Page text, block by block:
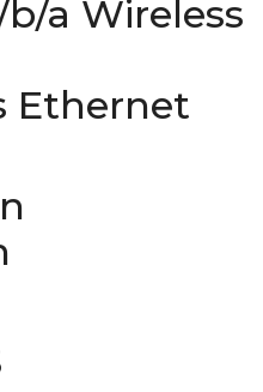
b/a Wireless
Ethernet